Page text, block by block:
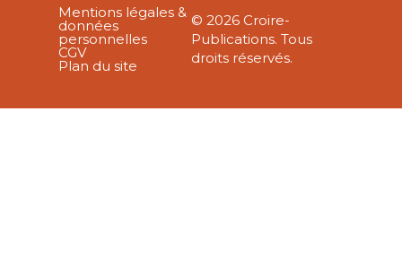
Mentions légales &
données
personnelles
CGV
Plan du site
© 2026 Croire-
Publications. Tous
droits réservés.